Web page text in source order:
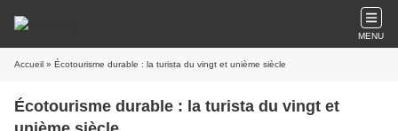
MENU
Accueil » Écotourisme durable : la turista du vingt et unième siècle
Écotourisme durable : la turista du vingt et